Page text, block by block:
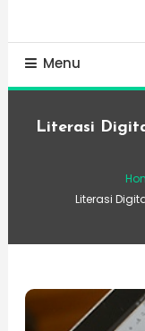
Menu
Literasi
Literasi